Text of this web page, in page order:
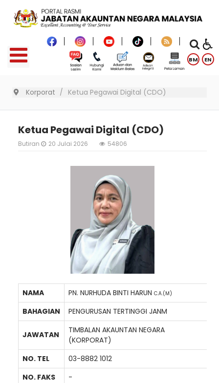
BM EN
Korporat Ketua Pegawai Digital (CDO)
Ketua Pegawai Digital (CDO)
Butiran 20 Julai 2026 54806
NAMA PN. NURHUDA BINTI HARUN C.A.(M)
BAHAGIAN PENGURUSAN TERTINGGI JANM
JAWATAN
TIMBALAN AKAUNTAN NEGARA
(KORPORAT)
NO. TEL
03-8882 1012
NO. FAKS
-